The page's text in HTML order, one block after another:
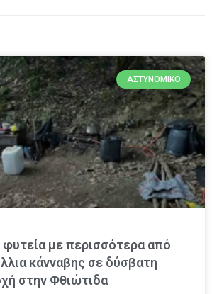
ΑΣΤΥΝΟΜΙΚΌ
φυτεία με περισσότερα από
κάνναβης σε δύσβατη
στην Φθιώτιδα